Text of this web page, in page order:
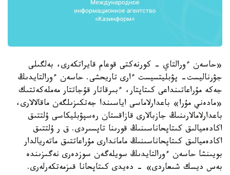
«حاسەن ءورالتاي - كورنەكتى قوعام قايراتكەرى، بەلگىلى
جۋرناليست- پۋبليتسيست ءارى تاريحشى. حاسەن ءورالتايدىڭ
جەكە مۇراعاتىنداعى كىتاپتار، ءبىرقاتار قۇجاتتار مەملەكەتتىك
«مادەني مۇرا» باعدارلاماسى اياسىندا جەتكىزىلگەن ماقالالارى،
باعدارلامالارىنىڭ جازبالارى قازاقستان رەسپۋبليكاسى ۇلتتىق
اكادەميالىق كىتاپحاناسىنىڭ قورىنا تاپسىردى. ق ر ۇلتتىق
اكادەميالىق كىتاپحاناسىنىڭ ماماندارى مۇراعاتتىق ماتەريالدار
بويىنشا حاسەن ءورالتايدىڭ سويلەگەن سوزدەرى نەگىزىندە
بەس ديسك شىعاردى» - دەيدى كىتاپحانا قىزمەتكەرلەرى.